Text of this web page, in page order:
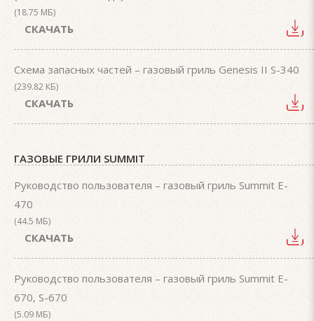
(18.75 МБ)
СКАЧАТЬ
Схема запасных частей – газовый гриль Genesis II S-340
(239.82 КБ)
СКАЧАТЬ
ГАЗОВЫЕ ГРИЛИ SUMMIT
Руководство пользователя – газовый гриль Summit E-
470
(44.5 МБ)
СКАЧАТЬ
Руководство пользователя – газовый гриль Summit E-
670, S-670
(5.09 МБ)